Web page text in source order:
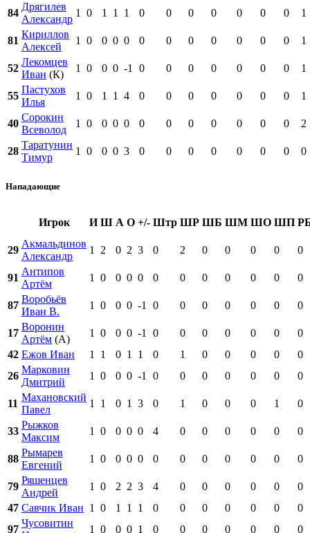
84
Дрягилев
Александр
1 0 1 1 1 0 0 0 0 0 0 0 1
81
Кириллов
Алексей
1 0 0 0 0 0 0 0 0 0 0 0 1
52
Лекомцев
Иван (К)
1 0 0 0 -1 0 0 0 0 0 0 0 1
55
Пастухов
Илья
1 0 1 1 4 0 0 0 0 0 0 0 1
40
Сорокин
Всеволод
1 0 0 0 0 0 0 0 0 0 0 0 2
28
Таратунин
Тимур
1 0 0 0 3 0 0 0 0 0 0 0 0
Нападающие
Игрок И Ш А О +/- Штр ШР ШБ ШМ ШО ШП
29
Акмальдинов
Александр
1 2 0 2 3 0 2 0 0 0 0 0
91
Антипов
Артём
1 0 0 0 0 0 0 0 0 0 0 0
87
Воробьёв
Иван В.
1 0 0 0 -1 0 0 0 0 0 0 0
17
Воронин
Артём (А)
1 0 0 0 -1 0 0 0 0 0 0
0
42 Ежов Иван 1 1 0 1 1 0 1 0 0 0 0
0
26
Марковин
Дмитрий
1 0 0 0 -1 0 0 0 0 0 0 0
11
Махановский
Павел
1 1 0 1 3 0 1 0 0 0 1 0
33
Рыжков
Максим
1 0 0 0 0 4 0 0 0 0 0 0
88
Рымарев
Евгений
1 0 0 0 0 0 0 0 0 0 0 0
79
Ряшенцев
Андрей
1 0 2 2 3 4 0 0 0 0 0
0
47 Савчик Иван 1 0 1 1 1 0 0 0 0 0 0
0
97
Чусовитин
1 0 0 0 1 0 0 0 0 0 0 0